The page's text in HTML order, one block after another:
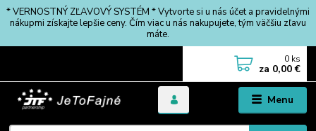
* VERNOSTNÝ ZĽAVOVÝ SYSTÉM * Vytvorte si u nás účet a pravidelnými
nákupmi získajte lepšie ceny. Čím viac u nás nakupujete, tým väčšiu zľavu
máte.
Menu
0 ks
za 0,00 €